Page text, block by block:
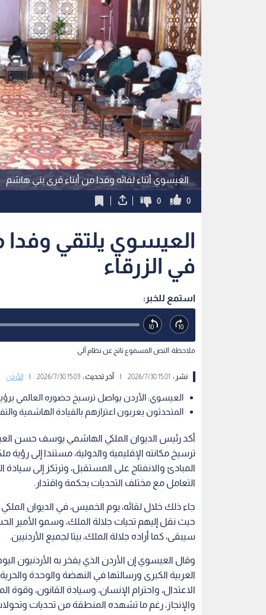
العيسوي أثناء لقائه وفدا من أبناء قرى بني هاشم
0
0
العيسوي يلتقي
في الزرقاء
استمع للخبر:
ملاحظة: النص المسموع ناتج عن نظام آلي
نشر : 15:01 2026/7/30
| آخر تحديث :15:03 2026/7/30
| الأردن
العيسوي: الأردن يواصل ترسيخ حضوره العالمي
المتحدثون يعربون اعتزازهم بالقيادة الهاشمية
أكد رئيس الديوان الملكي الهاشمي يوسف حسن
ترسيخ مكانته الإقليمية والدولية، مستندا إلى
المبادئ والانفتاح على المستقبل، وترتكز إلى
التعامل مع مختلف التحديات بحكمة واقتدار.
جاء ذلك خلال لقائه، يوم الخميس، في الديوان
حيث نقل إليهم تحيات جلالة الملك، وسمو الأمير
سيبقى، كما أراده جلالة الملك، بيتا لجميع الأردنيين.
وقال العيسوي إن الأردن الذي يفخر به الأردنيون
العربية الكبرى ورسالتها في النهضة والوحدة
الاعتدال، واحترام الإنسان، وسيادة القانون،
والإنجاز، رغم ما تشهده المنطقة من تحديات